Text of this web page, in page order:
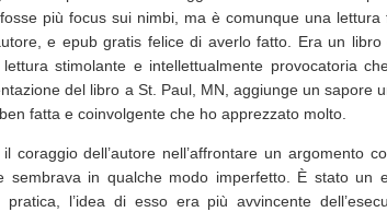
più focus sui nimbi, ma è comunque una
e epub gratis felice di averlo fatto. Era un
stimolante e intellettualmente provocatoria
del libro a St. Paul, MN, aggiunge un sapore
fatta e coinvolgente che ho apprezzato molto.
coraggio dell’autore nell’affrontare un argomento
sembrava in qualche modo imperfetto. È stato un
l’idea di esso era più avvincente